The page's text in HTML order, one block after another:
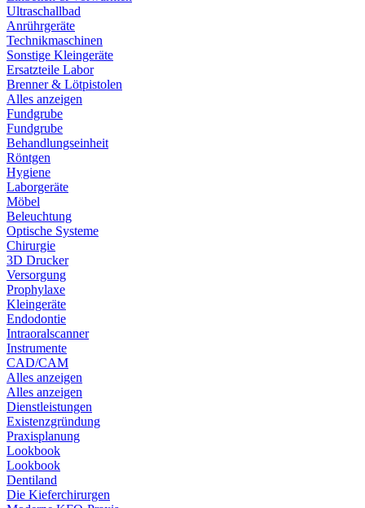
Ultraschallbad
Anrührgeräte
Technikmaschinen
Sonstige Kleingeräte
Ersatzteile Labor
Brenner & Lötpistolen
Alles anzeigen
Fundgrube
Fundgrube
Behandlungseinheit
Röntgen
Hygiene
Laborgeräte
Möbel
Beleuchtung
Optische Systeme
Chirurgie
3D Drucker
Versorgung
Prophylaxe
Kleingeräte
Endodontie
Intraoralscanner
Instrumente
CAD/CAM
Alles anzeigen
Alles anzeigen
Dienstleistungen
Existenzgründung
Praxisplanung
Lookbook
Lookbook
Dentiland
Die Kieferchirurgen